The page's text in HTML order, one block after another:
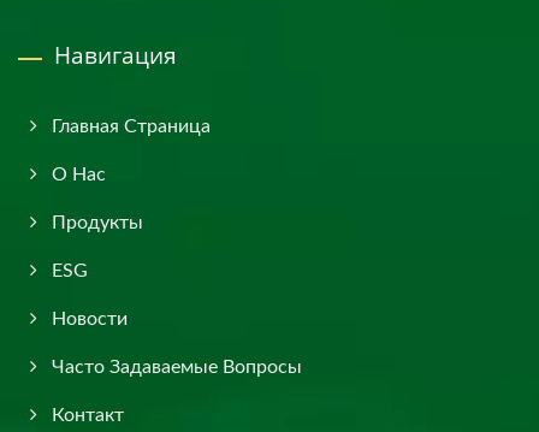
Навигация
Главная Страница
О Нас
Продукты
ESG
Новости
Часто Задаваемые Вопросы
Контакт